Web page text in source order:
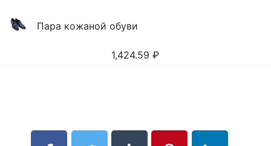
Пара кожаной обуви
1,424.59 ₽